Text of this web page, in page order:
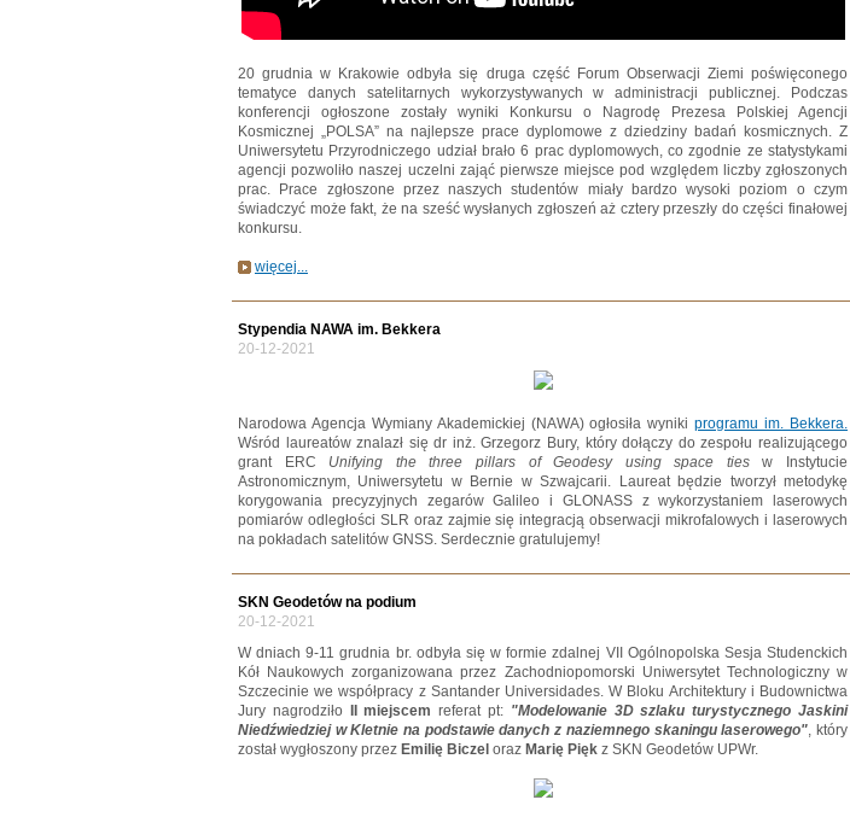
20 grudnia w Krakowie odbyła się druga część Forum Obserwacji Ziemi poświęconego
tematyce danych satelitarnych wykorzystywanych w administracji publicznej. Podczas
konferencji ogłoszone zostały wyniki Konkursu o Nagrodę Prezesa Polskiej Agencji
Kosmicznej „POLSA” na najlepsze prace dyplomowe z dziedziny badań kosmicznych. Z
Uniwersytetu Przyrodniczego udział brało 6 prac dyplomowych, co zgodnie ze statystykami
agencji pozwoliło naszej uczelni zająć pierwsze miejsce pod względem liczby zgłoszonych
prac. Prace zgłoszone przez naszych studentów miały bardzo wysoki poziom o czym
świadczyć może fakt, że na sześć wysłanych zgłoszeń aż cztery przeszły do części finałowej
konkursu.
więcej...
Stypendia NAWA im. Bekkera
20-12-2021
Narodowa Agencja Wymiany Akademickiej (NAWA) ogłosiła wynikiprogramu im. Bekkera.
Wśród laureatów znalazł się dr inż. Grzegorz Bury, który dołączy do zespołu realizującego
grant ERC Unifying the three pillars of Geodesy using space tiesw Instytucie
Astronomicznym, Uniwersytetu w Bernie w Szwajcarii. Laureat będzie tworzył metodykę
korygowania precyzyjnych zegarów Galileo i GLONASS z wykorzystaniem laserowych
pomiarów odległości SLR oraz zajmie się integracją obserwacji mikrofalowych i laserowych
na pokładach satelitów GNSS. Serdecznie gratulujemy!
SKN Geodetów na podium
20-12-2021
W dniach 9-11 grudnia br. odbyła się w formie zdalnej VII Ogólnopolska Sesja Studenckich
Kół Naukowych zorganizowana przez Zachodniopomorski Uniwersytet Technologiczny w
Szczecinie we współpracy z Santander Universidades. W Bloku Architektury i Budownictwa
Jury nagrodziło II miejscem referat pt: "Modelowanie 3D szlaku turystycznego Jaskini
Niedźwiedziej w Kletnie na podstawie danych z naziemnego skaningu laserowego" , który
został wygłoszony przez Emilię Biczel oraz Marię Pięk z SKN Geodetów UPWr.